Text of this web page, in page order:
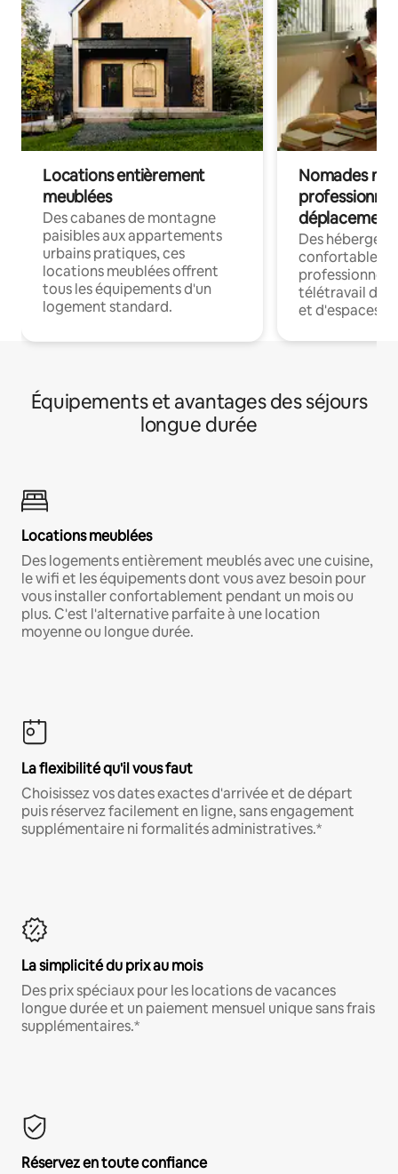
Locations entièrement
meublées
Des cabanes de montagne
paisibles aux appartements
urbains pratiques, ces
locations meublées offrent
tous les équipements d'un
logement standard.
Nomades
déplacement
Des
confortables
professionnels
télétravail
et d'espaces
Équipements et avantages des séjours
longue durée
Locations meublées
Des logements entièrement meublés avec une cuisine,
le wifi et les équipements dont vous avez besoin pour
vous installer confortablement pendant un mois ou
plus. C'est l'alternative parfaite à une location
moyenne ou longue durée.
La flexibilité qu'il vous faut
Choisissez vos dates exactes d'arrivée et de départ
puis réservez facilement en ligne, sans engagement
supplémentaire ni formalités administratives.*
La simplicité du prix au mois
Des prix spéciaux pour les locations de vacances
longue durée et un paiement mensuel unique sans frais
supplémentaires.*
Réservez en toute confiance